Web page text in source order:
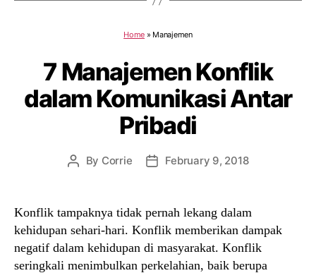
Home » Manajemen
7 Manajemen Konflik
dalam Komunikasi Antar
Pribadi
Post
By Corrie
PostFebruary 9, 2018
Konflik tampaknya tidak pernah lekang dalam
kehidupan sehari-hari. Konflik memberikan dampak
negatif dalam kehidupan di masyarakat. Konflik
seringkali menimbulkan perkelahian, baik berupa